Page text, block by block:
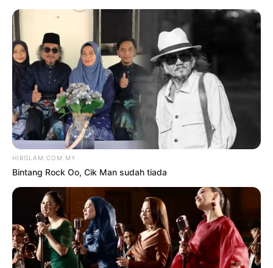
TAG: TIARA ANDIRI
Uncategorized
[VIDEO] NGELUWIHI ANGKAT
BUDAYA KEBANGGAAN TIARA
olehHANISAH SELAMAT
2024